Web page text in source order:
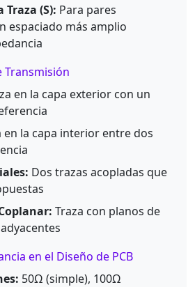
Traza (S): Para pares
espaciado más amplio
Transmisión
en la capa exterior con un
en la capa interior entre dos
Dos trazas acopladas que
Traza con planos de
en el Diseño de PCB
50Ω (simple), 100Ω